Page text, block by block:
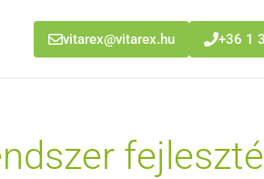
vitarex@vitarex.hu +36 1